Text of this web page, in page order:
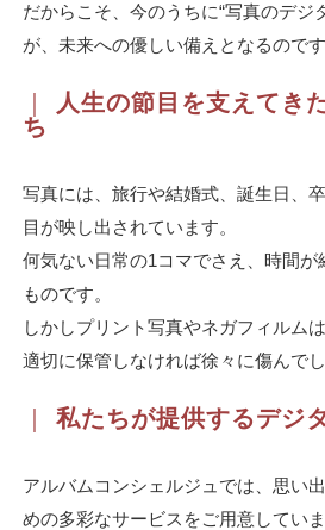
だからこそ、今のうちに“写真のデジ
が、未来への優しい備えとなるのです
人生の節目を支えてき
ち
写真には、旅行や結婚式、誕生日、
目が映し出されています。
何気ない日常の1コマでさえ、時間が
ものです。
しかしプリント写真やネガフィルム
適切に保管しなければ徐々に傷んでし
私たちが提供するデジ
アルバムコンシェルジュでは、思い
めの多彩なサービスをご用意していま